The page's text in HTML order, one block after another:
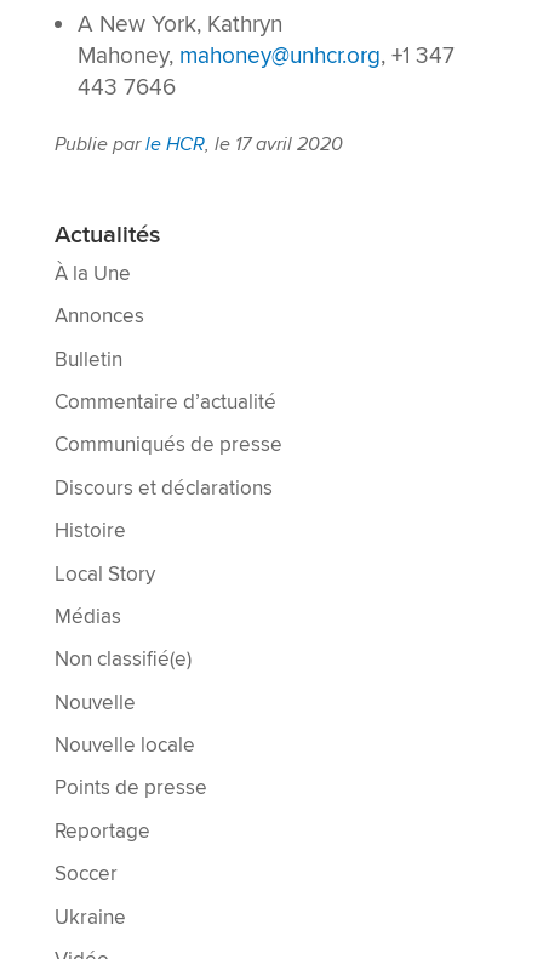
A New York, Kathryn
Mahoney, mahoney@unhcr.org, +1 347
443 7646
Publie parle HCR, le 17 avril 2020
Actualités
À la Une
Annonces
Bulletin
Commentaire d’actualité
Communiqués de presse
Discours et déclarations
Histoire
Local Story
Médias
Non classifié(e)
Nouvelle
Nouvelle locale
Points de presse
Reportage
Soccer
Ukraine